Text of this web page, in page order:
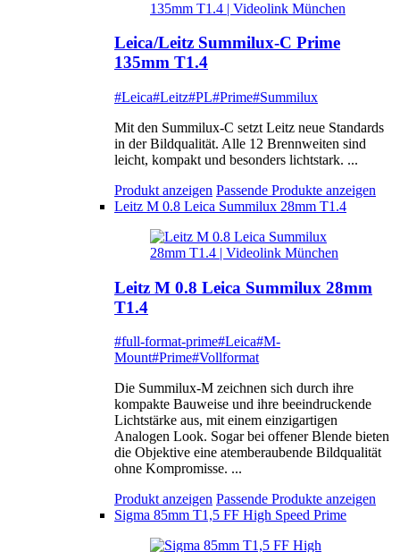
Leica/Leitz Summilux-C Prime
135mm T1.4
#Leica#Leitz#PL#Prime#Summilux
Mit den Summilux-C setzt Leitz neue Standards
in der Bildqualität. Alle 12 Brennweiten sind
leicht, kompakt und besonders lichtstark. ...
Produkt anzeigen Passende Produkte anzeigen
Leitz M 0.8 Leica Summilux 28mm T1.4
Leitz M 0.8 Leica Summilux 28mm
T1.4
#full-format-prime#Leica#M-
Mount#Prime#Vollformat
Die Summilux-M zeichnen sich durch ihre
kompakte Bauweise und ihre beeindruckende
Lichtstärke aus, mit einem einzigartigen
Analogen Look. Sogar bei offener Blende bieten
die Objektive eine atemberaubende Bildqualität
ohne Kompromisse. ...
Produkt anzeigen Passende Produkte anzeigen
Sigma 85mm T1,5 FF High Speed Prime